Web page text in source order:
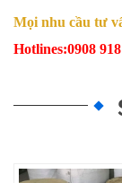
Mọi nhu cầu tư
Hotlines:0908